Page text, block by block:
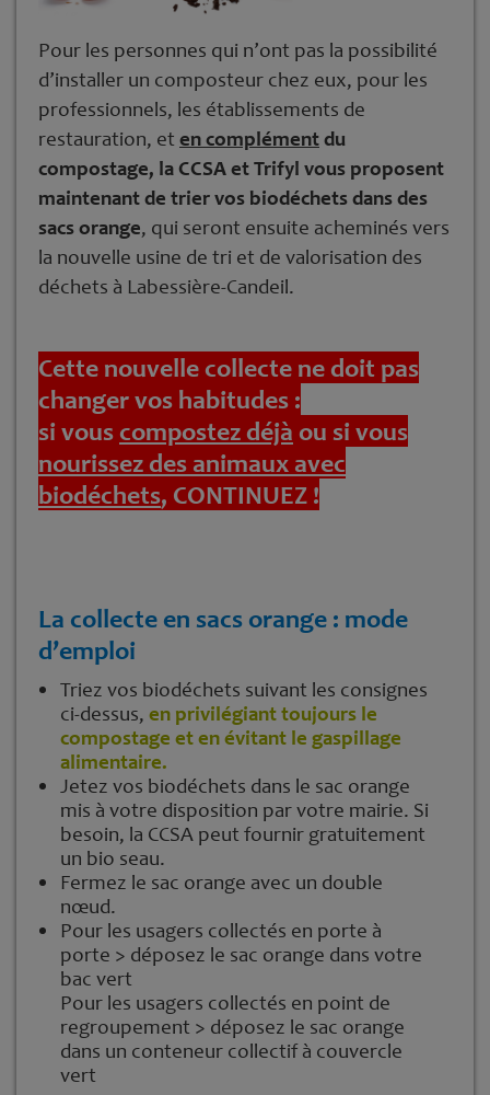
Pour les personnes qui n’ont pas la possibilité
d’installer un composteur chez eux, pour les
professionnels, les établissements de
restauration, et en complémentdu
compostage, la CCSA et Trifyl vous proposent
maintenant de trier vos biodéchets dans des
sacs orange, qui seront ensuite acheminés vers
la nouvelle usine de tri et de valorisation des
déchets à Labessière-Candeil.
Cette nouvelle collecte ne doit pas
changer vos habitudes :
si vous compostez déjà ou si vous
nourissez des animaux avec
biodéchets, CONTINUEZ !
La collecte en sacs orange : mode
d’emploi
Triez vos biodéchets suivant les consignes
ci-dessus, en privilégiant toujours le
compostage et en évitant le gaspillage
alimentaire.
Jetez vos biodéchets dans le sac orange
mis à votre disposition par votre mairie. Si
besoin, la CCSA peut fournir gratuitement
un bio seau.
Fermez le sac orange avec un double
nœud.
Pour les usagers collectés en porte à
porte > déposez le sac orange dans votre
bac vert
Pour les usagers collectés en point de
regroupement > déposez le sac orange
dans un conteneur collectif à couvercle
vert